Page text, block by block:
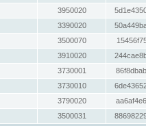
3950020
3390020
3500070
3910020
3730001
3730010
3790020
3500031